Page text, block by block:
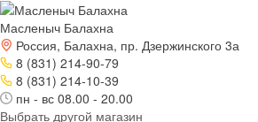
Масленыч Балахна
Россия, Балахна, пр. Дзержинского 3а
8 (831) 214-90-79
8 (831) 214-10-39
пн - вс 08.00 - 20.00
Выбрать другой магазин